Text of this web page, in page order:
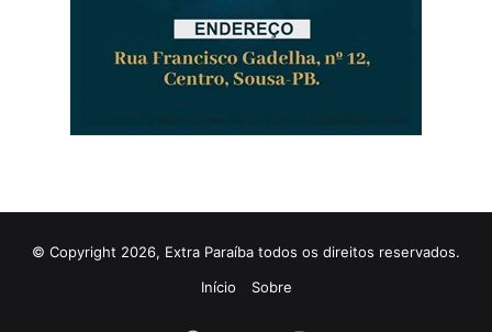
© Copyright 2026, Extra Paraíba todos os direitos reservados.
Início
Sobre